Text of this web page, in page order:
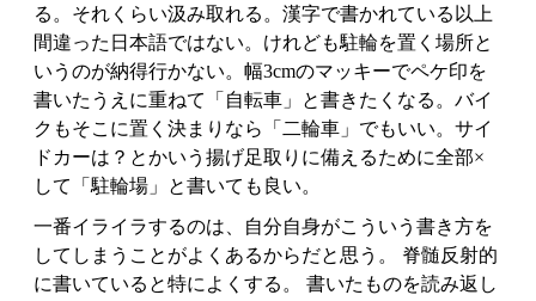
る。それくらい汲み取れる。漢字で書かれている以上
間違った日本語ではない。けれども駐輪を置く場所と
いうのが納得行かない。幅3cmのマッキーでペケ印を
書いたうえに重ねて「自転車」と書きたくなる。バイ
クもそこに置く決まりなら「二輪車」でもいい。サイ
ドカーは？とかいう揚げ足取りに備えるために全部×
して「駐輪場」と書いても良い。
一番イライラするのは、自分自身がこういう書き方を
してしまうことがよくあるからだと思う。 脊髄反射的
に書いていると特によくする。 書いたものを読み返し